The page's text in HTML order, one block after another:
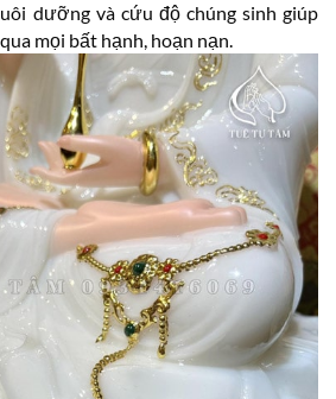
dưỡng và cứu độ chúng sinh giúp
mọi bất hạnh, hoạn nạn.